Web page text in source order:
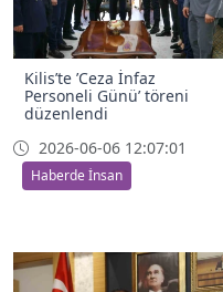
Kilis’te ’Ceza İnfaz
Personeli Günü’ töreni
düzenlendi
2026-06-06 12:07:01
Haberde İnsan